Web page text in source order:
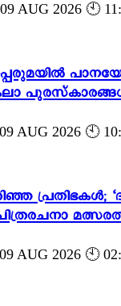
09 AUG 2026 🕙
09 AUG 2026 🕙
പ്രതിഭകൾ;
09 AUG 2026 🕙